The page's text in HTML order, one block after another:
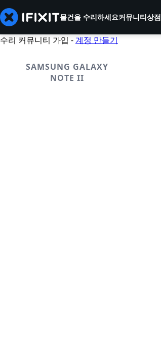
물건을 수리하세요커뮤니티상점
수리 커뮤니티 가입 -계정 만들기
SAMSUNG GALAXY
NOTE II